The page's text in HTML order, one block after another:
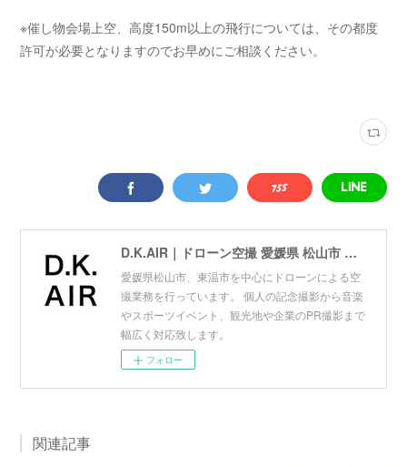
※催し物会場上空、高度150m以上の飛行については、その都度
許可が必要となりますのでお早めにご相談ください。
D.K.AIR｜ドローン空撮 愛媛県 松山市 東温市
愛媛県松山市、東温市を中心にドローンによる空
撮業務を行っています。 個人の記念撮影から音楽
やスポーツイベント、観光地や企業のPR撮影まで
幅広く対応致します。
フォロー
関連記事